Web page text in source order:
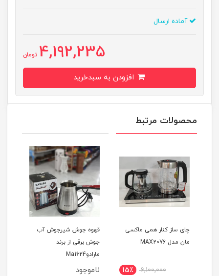
آماده ارسال
4,192,235 تومان
محصولات مرتبط
چای ساز کنار همی ماکسی
مان مدل MAX2076
6,100,000 15٪
قهوه جوش شیرجوش آب
جوش برقی از برند
مارادوMa1624
ناموجود